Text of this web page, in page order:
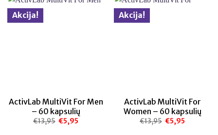
Akcija!
ActivLab MultiVit For Men
– 60 kapsulių
€13,95 Original
price
€5,95
Akcija!
ActivLab MultiVit For
Women – 60 kapsulių
€13,95 Original
price
€5,95